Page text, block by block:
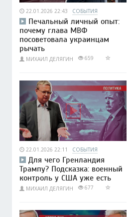
22.01.2026 22:43 СОБЫТИЯ
Печальный личный опыт:
почему глава МВФ
посоветовала украинцам
рычать
МИХАИЛ ДЕЛЯГИН 659
22.01.2026 22:11 СОБЫТИЯ
Для чего Гренландия
Трампу? Подсказка: военный
контроль у США уже есть
МИХАИЛ ДЕЛЯГИН 677